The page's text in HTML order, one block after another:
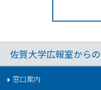
佐賀大学広報室から
窓口案内